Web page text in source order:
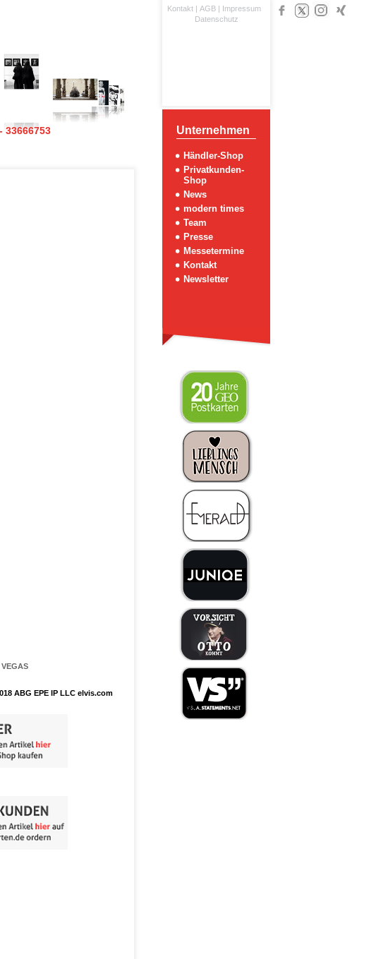
33666753
ABG EPE IP LLC elvis.com
Kontakt | AGB | Impressum
Datenschutz
Unternehmen
Händler-Shop
Privatkunden-
Shop
News
modern times
Team
Presse
Messetermine
Kontakt
Newsletter